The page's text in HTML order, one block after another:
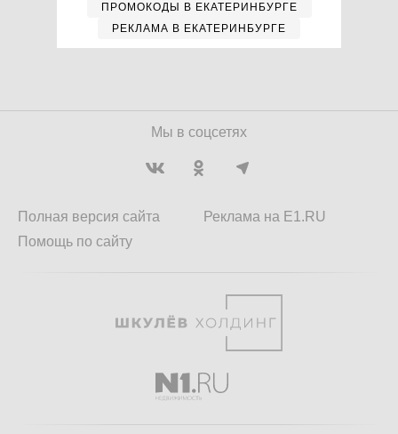
ПРОМОКОДЫ В ЕКАТЕРИНБУРГЕ
РЕКЛАМА В ЕКАТЕРИНБУРГЕ
Мы в соцсетях
Полная версия сайта
Помощь по сайту
Реклама на E1.RU